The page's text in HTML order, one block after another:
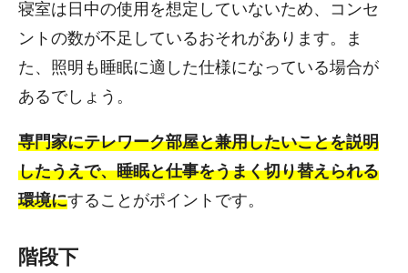
寝室は日中の使用を想定していないため、コンセ
ントの数が不足しているおそれがあります。ま
た、照明も睡眠に適した仕様になっている場合が
あるでしょう。
専門家にテレワーク部屋と兼用したいことを説明
したうえで、睡眠と仕事をうまく切り替えられる
環境にすることがポイントです。
階段下